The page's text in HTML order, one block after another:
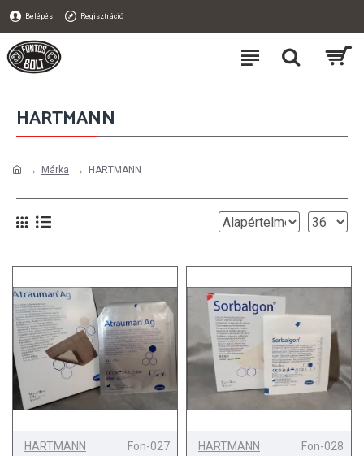
Belépés Regisztráció
Márka HARTMANN
HARTMANN
HARTMANN Fon-027 HARTMANN Fon-028